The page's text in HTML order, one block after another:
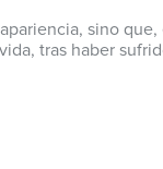
sino que,
tras haber